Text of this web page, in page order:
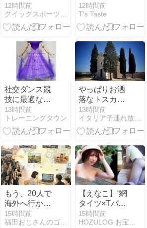
広島の日黙祷
拒否
12時間前
クイックスポーツNEWS
12時間前
T's Taste
社交ダンス競
技に最適なオ
ーダーメード
ドレス
13時間前
トレーニングタウン
やっぱりお洒
落なトスカー
ナ
13時間前
イタリア子連れ放浪記
もう、20人で
海外へ行かな
くてもいい
15時間前
福田おじさんのゴルフクラブなんでも相談室
【えなこ】“網
タイツ×Tバッ
ク”が破壊力抜
群！コスプレ
15時間前
HOZULOG お宝〇像と気になるニュース